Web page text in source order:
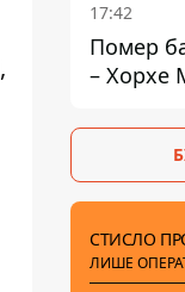
,
17:42
Помер
– Хорхе
СТИСЛО
ЛИШЕ